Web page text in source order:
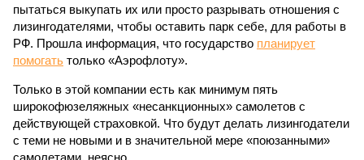
пытаться выкупать их или просто разрывать отношения с
лизингодателями, чтобы оставить парк себе, для работы в
РФ. Прошла информация, что государство планирует
помогать только «Аэрофлоту».
Только в этой компании есть как минимум пять
широкофюзеляжных «несанкционных» самолетов с
действующей страховкой. Что будут делать лизингодатели
с теми не новыми и в значительной мере «поюзанными»
самолетами, неясно.